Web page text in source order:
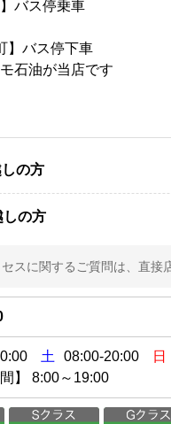
バス停乗車
】バス停下車
石油が当店です
の方
線(姫路～岡山)/東岡山駅
15分
て左折。県道384号線を
当店です。
しの方
バス停下車（徒歩5分）
宇野バス
北口を出て左折
車教習所の対面の
駅前】バス停乗車
スに関するご質問は、直接
土 08:00-20:00 日
】 8:00～19:00